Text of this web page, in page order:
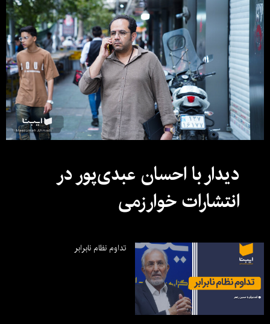
دیدار با احسان عبدی‌پور در
انتشارات خوارزمی
تداوم نظام نابرابر